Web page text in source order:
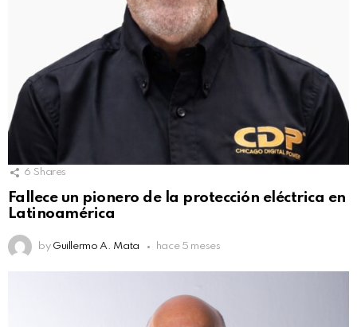
6 Shares
Fallece un pionero de la protección eléctrica en
Latinoamérica
by Guillermo A. Mata hace 5 meses